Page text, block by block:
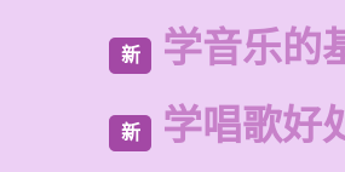
新 学音乐的
新 学唱歌好